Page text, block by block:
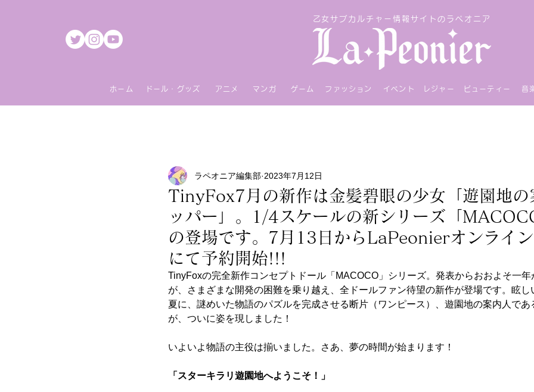
乙女サブカルチャー情報サイトのラペオニア
ホーム ドール・グッズ アニメ マンガ ゲーム ファッション イベント レジャー ビューティー 音
TinyFox7月の新作は金髪碧眼の少女「遊園地の
ッパー」。1/4スケールの新シリーズ「
の登場です。7月13日からLaPeonierオンライ
にて予約開始!!!
ラペオニア編集部 2023年7月12日
TinyFoxの完全新作コンセプトドール「MACOCO」シリーズ。発表からおおよそ一
が、さまざまな開発の困難を乗り越え、全ドールファン待望の新作が登場です。眩し
夏に、謎めいた物語のパズルを完成させる断片（ワンピース）、遊園地の案内人であ
が、ついに姿を現しました！
いよいよ物語の主役は揃いました。さあ、夢の時間が始まります！
「スターキラリ遊園地へようこそ！」